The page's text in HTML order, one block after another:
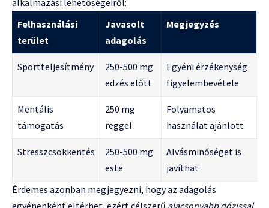
alkalmazási lehetőségeiről:
Felhasználási
terület
Javasolt
adagolás
Megjegyzés
Sportteljesítmény
250-500 mg
edzés előtt
Egyéni érzékenység
figyelembevétele
Mentális
támogatás
250 mg
reggel
Folyamatos
használat ajánlott
Stresszcsökkentés
250-500 mg
este
Alvásminőséget is
javíthat
Érdemes azonban megjegyezni, hogy az adagolás